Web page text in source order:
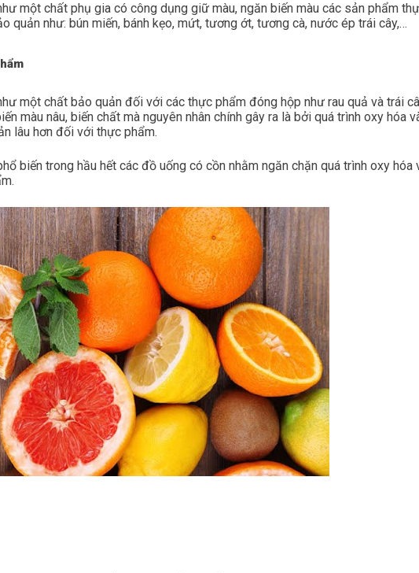
một chất phụ gia có công dụng giữ màu, ngăn biến màu các sản phẩm
quản như: bún miến, bánh kẹo, mứt, tương ớt, tương cà, nước ép trái cây,…
một chất bảo quản đối với các thực phẩm đóng hộp như rau quả và trái
màu nâu, biến chất mà nguyên nhân chính gây ra là bởi quá trình oxy hóa
lâu hơn đối với thực phẩm.
biến trong hầu hết các đồ uống có cồn nhằm ngăn chặn quá trình oxy hóa